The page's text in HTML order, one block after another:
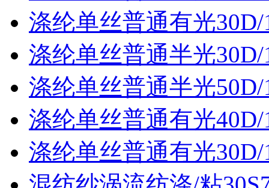
涤纶单丝普通有光30D/
涤纶单丝普通半光30D/
涤纶单丝普通半光50D/
涤纶单丝普通有光40D/
涤纶单丝普通有光30D/